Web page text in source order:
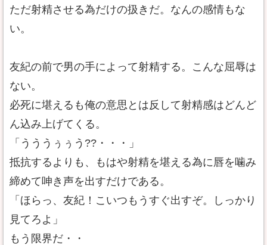
ただ射精させる為だけの扱きだ。なんの感情もな
い。
友紀の前で男の手によって射精する。こんな屈辱は
ない。
必死に堪えるも俺の意思とは反して射精感はどんど
ん込み上げてくる。
「うううぅぅう??・・・」
抵抗するよりも、もはや射精を堪える為に唇を噛み
締めて呻き声を出すだけである。
「ほらっ、友紀！こいつもうすぐ出すぞ。しっかり
見てろよ」
もう限界だ・・